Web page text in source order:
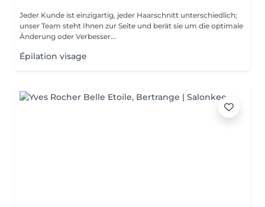
Jeder Kunde ist einzigartig, jeder Haarschnitt unterschiedlich;
unser Team steht Ihnen zur Seite und berät sie um die optimale
Änderung oder Verbesser...
Épilation visage